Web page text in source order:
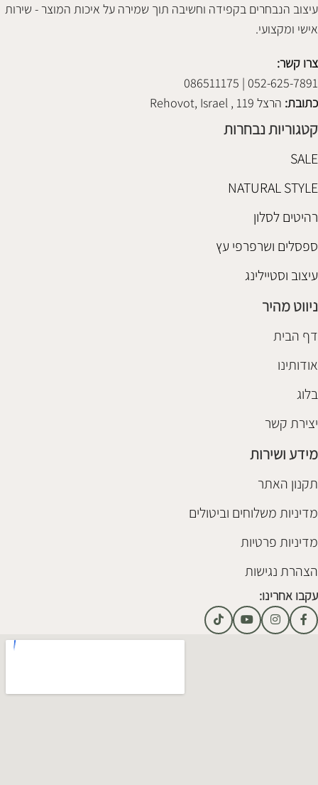
עיצוב הנבחרים בקפידה וחשיבה תוך שמירה על איכות המוצר - שירות
אישי ומקצועי.
צרו קשר:
052-625-7891 | 086511175
כתובת: הרצל 119 , Rehovot, Israel
קטגוריות נבחרות
SALE
NATURAL STYLE
רהיטים לסלון
ספסלים ושרפרפי עץ
עיצוב וסטיילינג
ניווט מהיר
דף הבית
אודותינו
בלוג
יצירת קשר
מידע ושירות
תקנון האתר
מדיניות משלוחים וביטולים
מדיניות פרטיות
הצהרת נגישות
עקבו אחרינו: